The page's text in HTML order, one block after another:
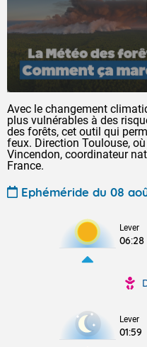
Avec le changement
plus vulnérables à des
des forêts, cet outil qui
feux. Direction Toulouse,
Vincendon, coordinateur
France.
Ephéméride du 08
Lever
06:28
Lever
01:59